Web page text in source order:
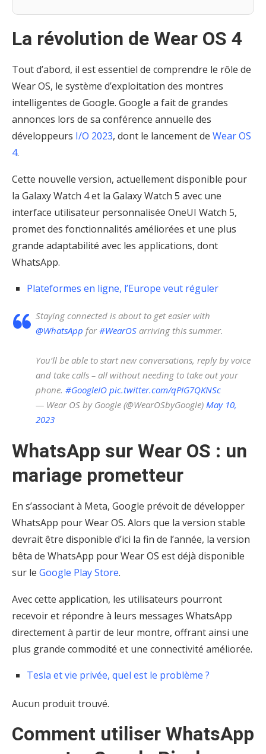
La révolution de Wear OS 4
Tout d’abord, il est essentiel de comprendre le rôle de
Wear OS, le système d’exploitation des montres
intelligentes de Google. Google a fait de grandes
annonces lors de sa conférence annuelle des
développeurs I/O 2023, dont le lancement de Wear OS
4.
Cette nouvelle version, actuellement disponible pour
la Galaxy Watch 4 et la Galaxy Watch 5 avec une
interface utilisateur personnalisée OneUI Watch 5,
promet des fonctionnalités améliorées et une plus
grande adaptabilité avec les applications, dont
WhatsApp.
Plateformes en ligne, l’Europe veut réguler
Staying connected is about to get easier with
@WhatsApp for#WearOS arriving this summer.
You’ll be able to start new conversations, reply by voice
and take calls – all without needing to take out your
phone. #GoogleIO pic.twitter.com/qPIG7QKNSc
— Wear OS by Google (@WearOSbyGoogle) May 10,
2023
WhatsApp sur Wear OS : un
mariage prometteur
En s’associant à Meta, Google prévoit de développer
WhatsApp pour Wear OS. Alors que la version stable
devrait être disponible d’ici la fin de l’année, la version
bêta de WhatsApp pour Wear OS est déjà disponible
sur le Google Play Store.
Avec cette application, les utilisateurs pourront
recevoir et répondre à leurs messages WhatsApp
directement à partir de leur montre, offrant ainsi une
plus grande commodité et une connectivité améliorée.
Tesla et vie privée, quel est le problème ?
Aucun produit trouvé.
Comment utiliser WhatsApp